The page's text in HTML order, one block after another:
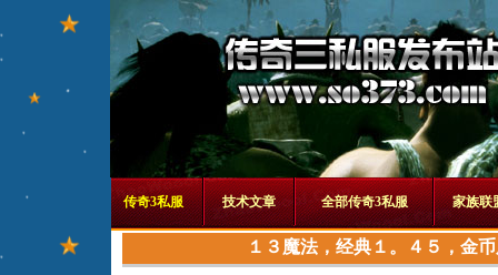
传奇3私服 技术文章 全部传奇3私服 家族联
１３魔法，经典１。４５，金